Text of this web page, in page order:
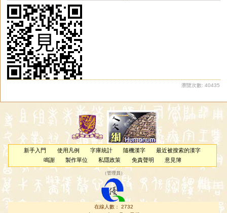
瀏覽次數: 40435
新手入門 使用凡例 字庫統計 隨機漢字
最近被搜索的漢字
鳴謝
製作單位 私隱政策 免責聲明 意見簿
（管理員 ）
在線人數： 2732